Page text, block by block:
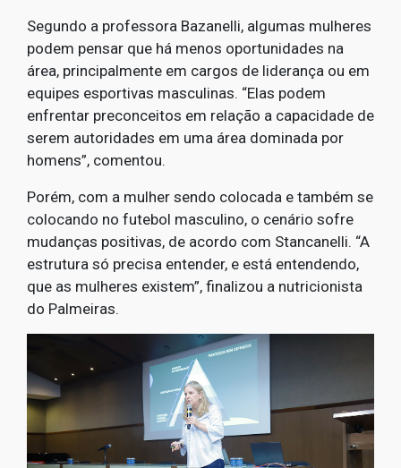
Segundo a professora Bazanelli, algumas mulheres
podem pensar que há menos oportunidades na
área, principalmente em cargos de liderança ou em
equipes esportivas masculinas. “Elas podem
enfrentar preconceitos em relação a capacidade de
serem autoridades em uma área dominada por
homens”, comentou.
Porém, com a mulher sendo colocada e também se
colocando no futebol masculino, o cenário sofre
mudanças positivas, de acordo com Stancanelli. “A
estrutura só precisa entender, e está entendendo,
que as mulheres existem”, finalizou a nutricionista
do Palmeiras.